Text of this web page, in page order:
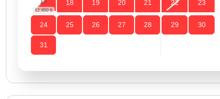
18 19 20 21 22 23
24 25 26 27 28 29 30
31